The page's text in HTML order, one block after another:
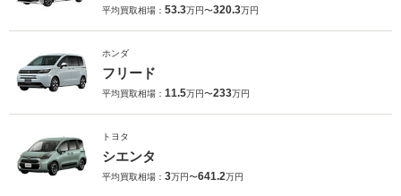
平均買取相場： 53.3万円〜320.3万円
ホンダ
フリード
平均買取相場： 11.5万円〜233万円
トヨタ
シエンタ
平均買取相場： 3万円〜641.2万円